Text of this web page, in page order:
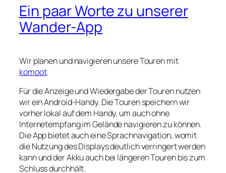
Ein paar Worte zu unserer
Wander-App
Wir planen und navigieren unsere Touren mit
komoot.
Für die Anzeige und Wiedergabe der Touren nutzen
wir ein Android-Handy. Die Touren speichern wir
vorher lokal auf dem Handy, um auch ohne
Internetempfang im Gelände navigieren zu können.
Die App bietet auch eine Sprachnavigation, womit
die Nutzung des Displays deutlich verringert werden
kann und der Akku auch bei längeren Touren bis zum
Schluss durchhält.